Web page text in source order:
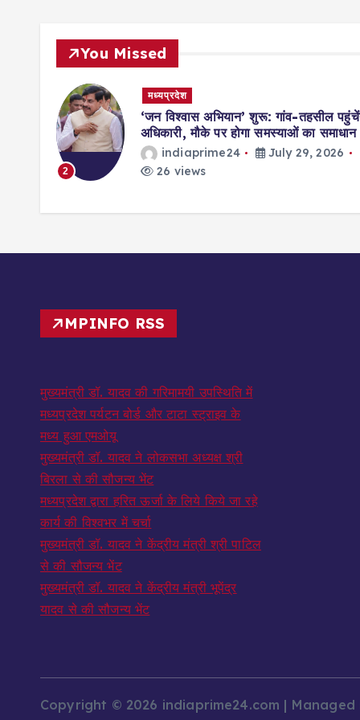
You Missed
2
मध्यप्रदेश
‘जन विश्वास अभियान’ शुरू: गांव-तहसील
अधिकारी, मौके पर होगा समस्याओं का समाधान
indiaprime24
July 29, 2026
26 views
MPINFO RSS
मुख्यमंत्री डॉ. यादव की गरिमामयी उपस्थिति में
मध्यप्रदेश पर्यटन बोर्ड और टाटा स्ट्राइव के
मध्य हुआ एमओयू
मुख्यमंत्री डॉ. यादव ने लोकसभा अध्यक्ष श्री
बिरला से की सौजन्य भेंट
मध्यप्रदेश द्वारा हरित ऊर्जा के लिये किये जा रहे
कार्य की विश्वभर में चर्चा
मुख्यमंत्री डॉ. यादव ने केंद्रीय मंत्री श्री पाटिल
से की सौजन्य भेंट
मुख्यमंत्री डॉ. यादव ने केंद्रीय मंत्री भूपेंद्र
यादव से की सौजन्य भेंट
Copyright © 2026 indiaprime24.com | Managed